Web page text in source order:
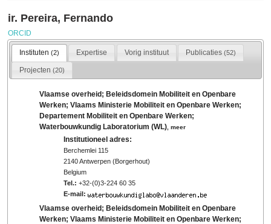
ir. Pereira, Fernando
ORCID
Instituten (2) Expertise Vorig instituut Publicaties (52)
Projecten (20)
Vlaamse overheid; Beleidsdomein Mobiliteit en Openbare
Werken; Vlaams Ministerie Mobiliteit en Openbare Werken;
Departement Mobiliteit en Openbare Werken;
Waterbouwkundig Laboratorium (WL) ,meer
Institutioneel adres:
Berchemlei 115
2140 Antwerpen (Borgerhout)
Belgium
Tel.: +32-(0)3-224 60 35
E-mail:
Vlaamse overheid; Beleidsdomein Mobiliteit en Openbare
Werken; Vlaams Ministerie Mobiliteit en Openbare Werken;